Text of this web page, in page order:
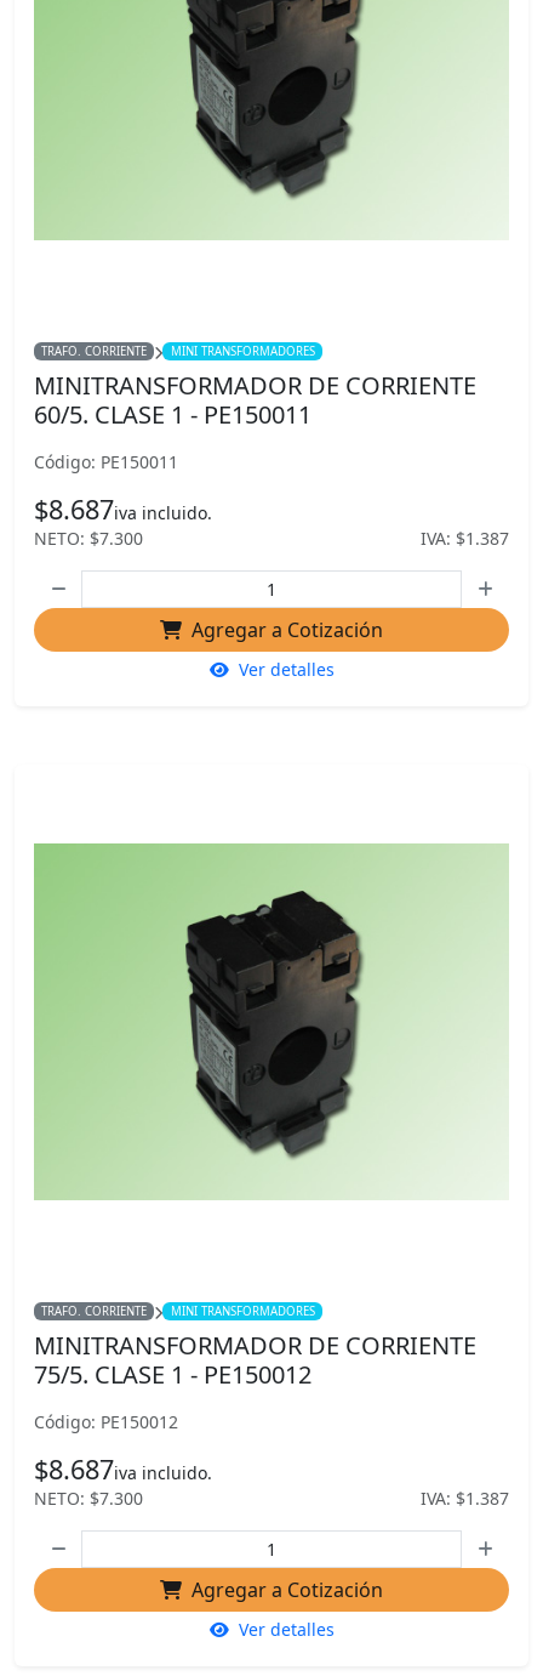
TRAFO. CORRIENTE MINI TRANSFORMADORES
MINITRANSFORMADOR DE CORRIENTE
60/5. CLASE 1 - PE150011
Código: PE150011
$8.687iva incluido.
NETO: $7.300
IVA: $1.387
Agregar a Cotización
Ver detalles
TRAFO. CORRIENTE MINI TRANSFORMADORES
MINITRANSFORMADOR DE CORRIENTE
75/5. CLASE 1 - PE150012
Código: PE150012
$8.687iva incluido.
NETO: $7.300
IVA: $1.387
Agregar a Cotización
Ver detalles